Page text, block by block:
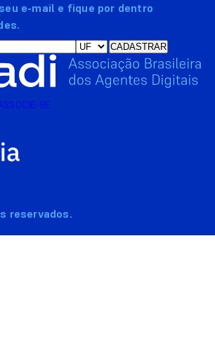
e-mail e fique por dentro
SE
reservados.